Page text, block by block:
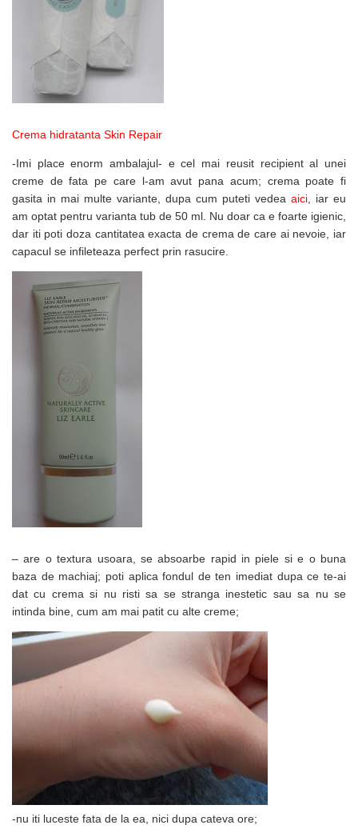
Crema hidratanta Skin Repair
-Imi place enorm ambalajul- e cel mai reusit recipient al unei
creme de fata pe care l-am avut pana acum; crema poate fi
gasita in mai multe variante, dupa cum puteti vedea aici , iar eu
am optat pentru varianta tub de 50 ml. Nu doar ca e foarte igienic,
dar iti poti doza cantitatea exacta de crema de care ai nevoie, iar
capacul se infileteaza perfect prin rasucire.
– are o textura usoara, se absoarbe rapid in piele si e o buna
baza de machiaj; poti aplica fondul de ten imediat dupa ce te-ai
dat cu crema si nu risti sa se stranga inestetic sau sa nu se
intinda bine, cum am mai patit cu alte creme;
-nu iti luceste fata de la ea, nici dupa cateva ore;